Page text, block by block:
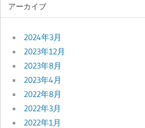
アーカイブ
2024年3月
2023年12月
2023年8月
2023年4月
2022年8月
2022年3月
2022年1月